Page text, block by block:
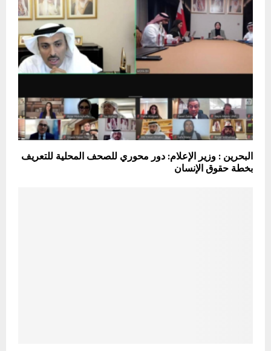
البحرين : وزير الإعلام: دور محوري للصحف المحلية للتعريف
بخطة حقوق الإنسان